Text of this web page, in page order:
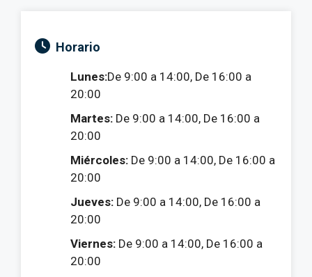
Horario
Lunes:De 9:00 a 14:00, De 16:00 a
20:00
Martes: De 9:00 a 14:00, De 16:00 a
20:00
Miércoles: De 9:00 a 14:00, De 16:00 a
20:00
Jueves: De 9:00 a 14:00, De 16:00 a
20:00
Viernes: De 9:00 a 14:00, De 16:00 a
20:00